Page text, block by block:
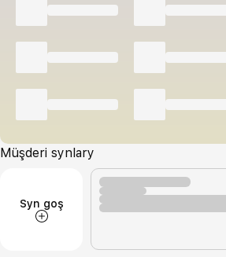
Müşderi synlary
Syn goş